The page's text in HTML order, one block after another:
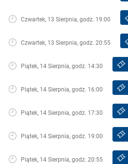
Czwartek, 13 Sierpnia, godz. 19:00
Czwartek, 13 Sierpnia, godz. 20:55
Piątek, 14 Sierpnia, godz. 14:30
Piątek, 14 Sierpnia, godz. 16:00
Piątek, 14 Sierpnia, godz. 17:30
Piątek, 14 Sierpnia, godz. 19:00
Piątek, 14 Sierpnia, godz. 20:55